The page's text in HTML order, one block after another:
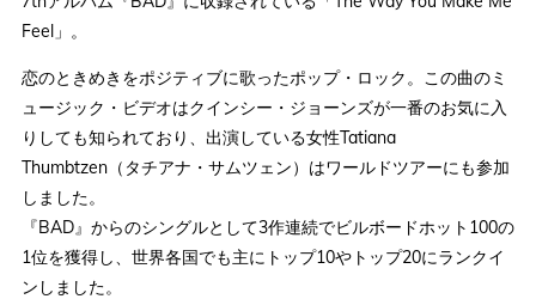
Feel」。
恋のときめきをポジティブに歌ったポップ・ロック。この曲のミ
ュージック・ビデオはクインシー・ジョーンズが一番のお気に入
りしても知られており、出演している女性Tatiana
Thumbtzen（タチアナ・サムツェン）はワールドツアーにも参加
しました。
『BAD』からのシングルとして3作連続でビルボードホット100の
1位を獲得し、世界各国でも主にトップ10やトップ20にランクイ
ンしました。